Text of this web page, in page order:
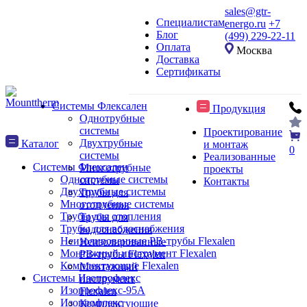
Специалистам
Блог
Оплата
Доставка
Сертификаты
sales@gtr-
energo.ru +7
(499) 229-22-11
Москва
Продукция
Проектирование
и монтаж
Реализованные
проекты
Контакты
0
Системы Флексален
Однотрубные
системы
Двухтрубные
системы
Многотрубные
системы
Трубы для
отопления
Трубы для
водоснабжения
Неизолированные
PB-трубы Flexalen
Монтажный
инструмент
Flexalen
Комплектующие
Каталог
Системы Флексален
Однотрубные системы
Двухтрубные системы
Многотрубные системы
Трубы для отопления
Трубы для водоснабжения
Неизолированные PB-трубы Flexalen
Монтажный инструмент Flexalen
Комплектующие Flexalen
Системы Изопрофлекс
Изопрофлекс-95А
Изопрофлекс